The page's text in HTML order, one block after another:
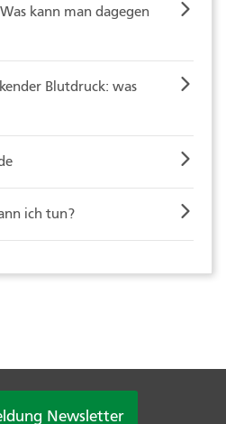
kann man dagegen
Blutdruck: was
ich tun?
Newsletter